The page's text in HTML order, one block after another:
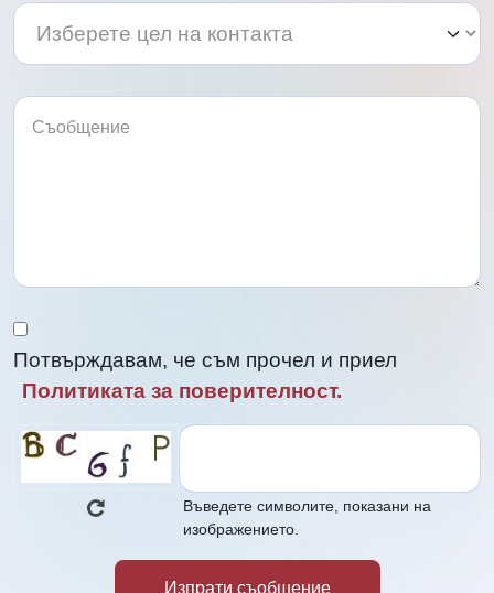
Изберете
цел
на
Изберете
цел
контакта
Потвърждавам, че съм прочел и приел
Политиката за поверителност.
Въведете символите, показани на
изображението.